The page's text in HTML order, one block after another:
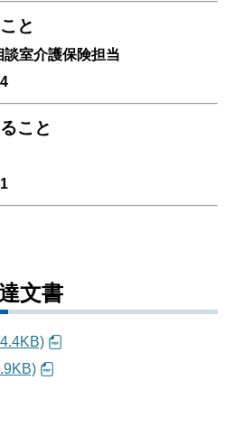
と
室介護保険担当
こと
文書